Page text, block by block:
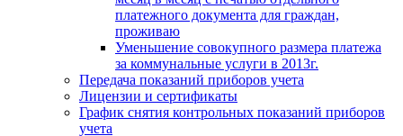
платежного документа для граждан,
проживаю
Уменьшение совокупного размера платежа
за коммунальные услуги в 2013г.
Передача показаний приборов учета
Лицензии и сертификаты
График снятия контрольных показаний приборов
учета